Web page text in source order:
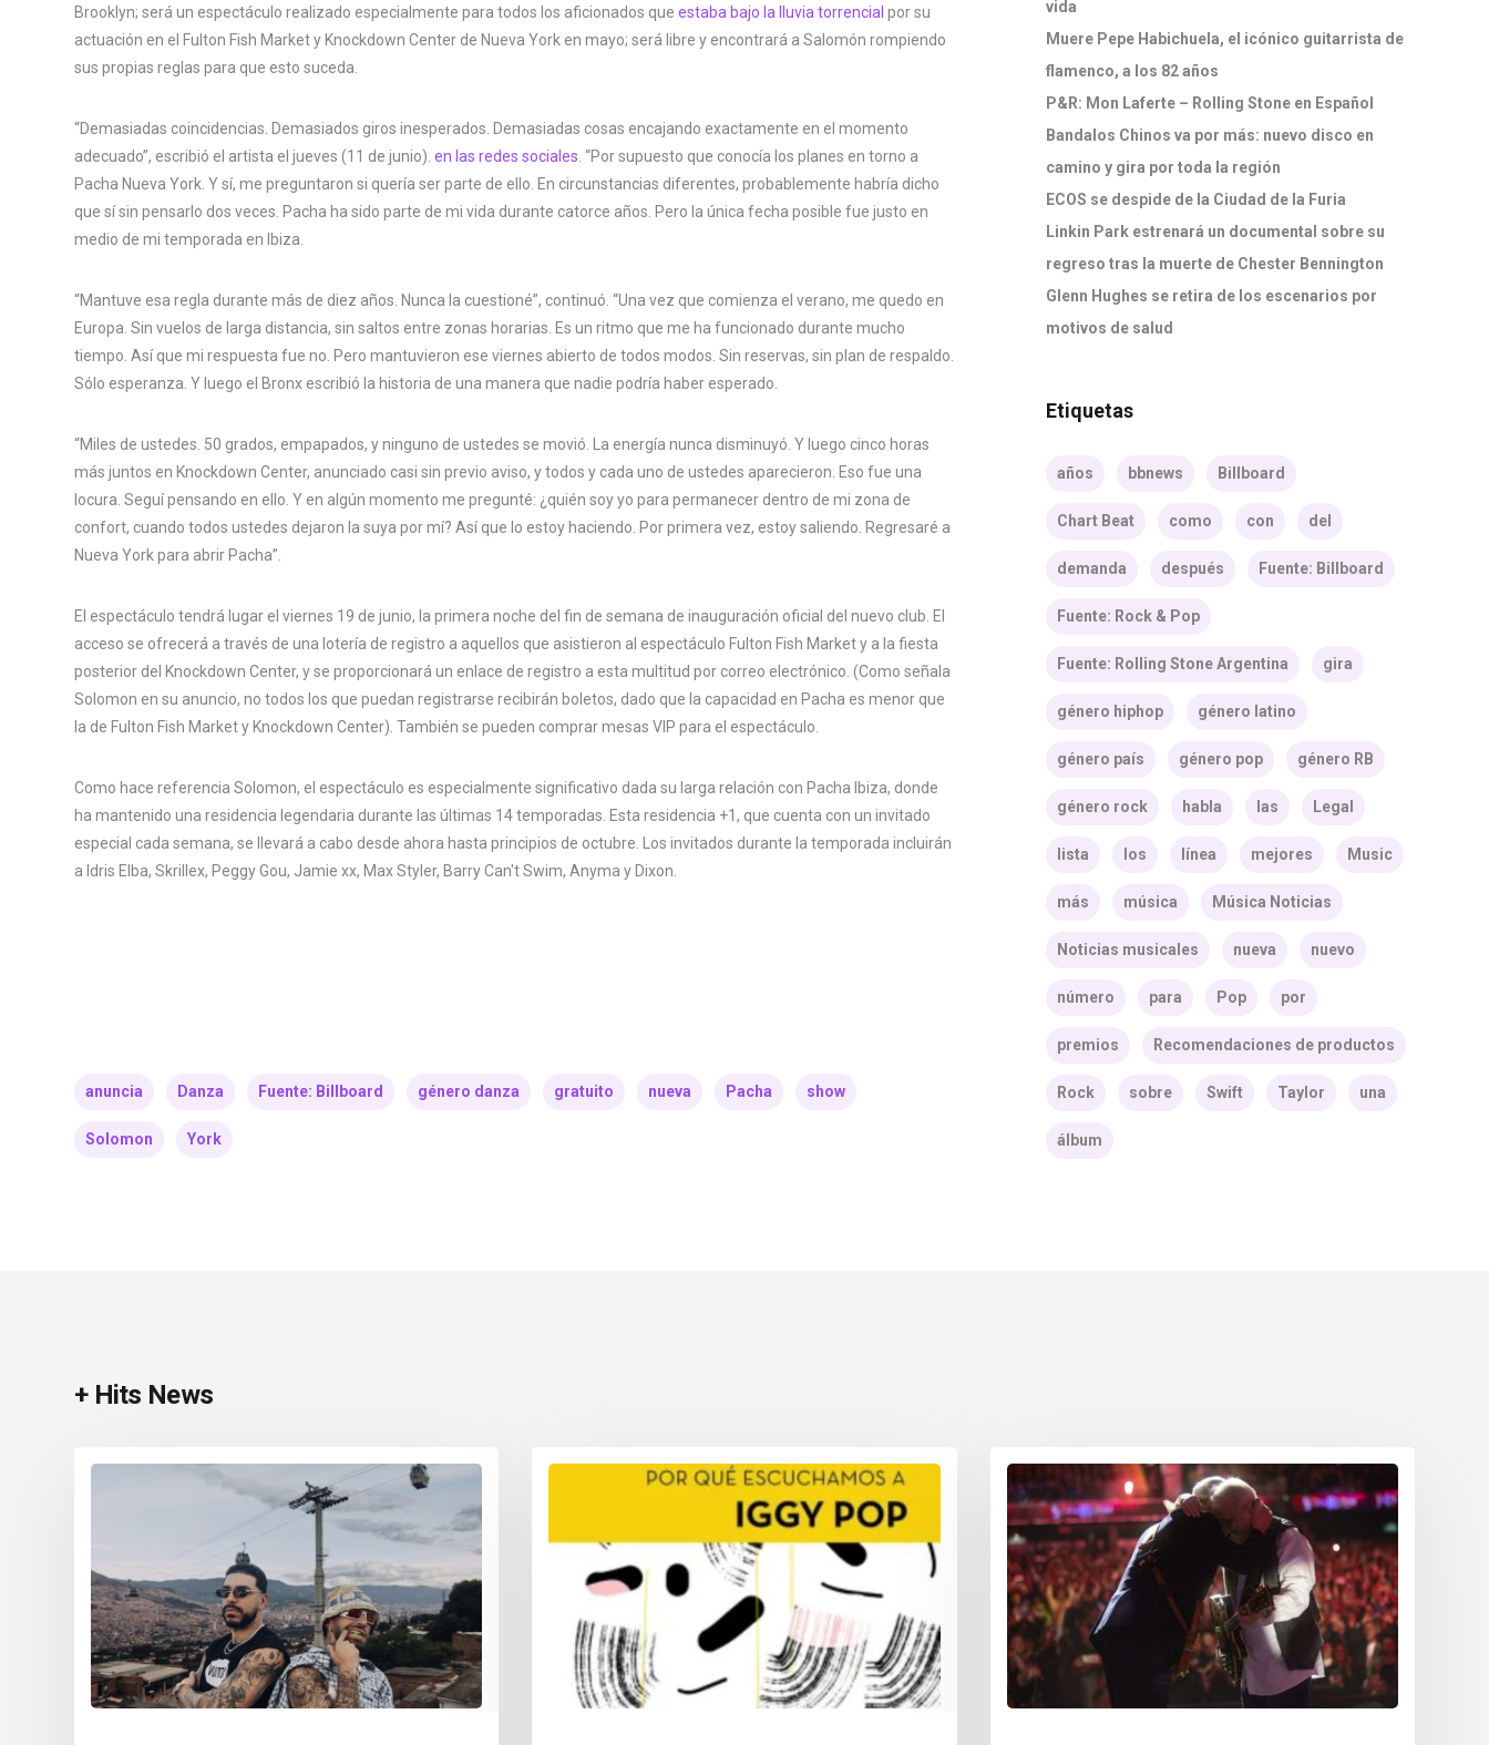
Brooklyn; será un espectáculo realizado especialmente para todos los aficionados que estaba bajo la lluvia torrencial por su
actuación en el Fulton Fish Market y Knockdown Center de Nueva York en mayo; será libre y encontrará a Salomón rompiendo
sus propias reglas para que esto suceda.
“Demasiadas coincidencias. Demasiados giros inesperados. Demasiadas cosas encajando exactamente en el momento
adecuado”, escribió el artista el jueves (11 de junio). en las redes sociales. “Por supuesto que conocía los planes en torno a
Pacha Nueva York. Y sí, me preguntaron si quería ser parte de ello. En circunstancias diferentes, probablemente habría dicho
que sí sin pensarlo dos veces. Pacha ha sido parte de mi vida durante catorce años. Pero la única fecha posible fue justo en
medio de mi temporada en Ibiza.
“Mantuve esa regla durante más de diez años. Nunca la cuestioné”, continuó. “Una vez que comienza el verano, me quedo en
Europa. Sin vuelos de larga distancia, sin saltos entre zonas horarias. Es un ritmo que me ha funcionado durante mucho
tiempo. Así que mi respuesta fue no. Pero mantuvieron ese viernes abierto de todos modos. Sin reservas, sin plan de respaldo.
Sólo esperanza. Y luego el Bronx escribió la historia de una manera que nadie podría haber esperado.
“Miles de ustedes. 50 grados, empapados, y ninguno de ustedes se movió. La energía nunca disminuyó. Y luego cinco horas
más juntos en Knockdown Center, anunciado casi sin previo aviso, y todos y cada uno de ustedes aparecieron. Eso fue una
locura. Seguí pensando en ello. Y en algún momento me pregunté: ¿quién soy yo para permanecer dentro de mi zona de
confort, cuando todos ustedes dejaron la suya por mí? Así que lo estoy haciendo. Por primera vez, estoy saliendo. Regresaré a
Nueva York para abrir Pacha”.
El espectáculo tendrá lugar el viernes 19 de junio, la primera noche del fin de semana de inauguración oficial del nuevo club. El
acceso se ofrecerá a través de una lotería de registro a aquellos que asistieron al espectáculo Fulton Fish Market y a la fiesta
posterior del Knockdown Center, y se proporcionará un enlace de registro a esta multitud por correo electrónico. (Como señala
Solomon en su anuncio, no todos los que puedan registrarse recibirán boletos, dado que la capacidad en Pacha es menor que
la de Fulton Fish Market y Knockdown Center). También se pueden comprar mesas VIP para el espectáculo.
Como hace referencia Solomon, el espectáculo es especialmente significativo dada su larga relación con Pacha Ibiza, donde
ha mantenido una residencia legendaria durante las últimas 14 temporadas. Esta residencia +1, que cuenta con un invitado
especial cada semana, se llevará a cabo desde ahora hasta principios de octubre. Los invitados durante la temporada incluirán
a Idris Elba, Skrillex, Peggy Gou, Jamie xx, Max Styler, Barry Can't Swim, Anyma y Dixon.
anuncia Danza Fuente: Billboard género danza gratuito nueva Pacha show
Solomon York
vida
Muere Pepe Habichuela, el icónico guitarrista de
flamenco, a los 82 años
P&R: Mon Laferte – Rolling Stone en Español
Bandalos Chinos va por más: nuevo disco en
camino y gira por toda la región
ECOS se despide de la Ciudad de la Furia
Linkin Park estrenará un documental sobre su
regreso tras la muerte de Chester Bennington
Glenn Hughes se retira de los escenarios por
motivos de salud
Etiquetas
años bbnews Billboard
Chart Beat como con del
demanda después Fuente: Billboard
Fuente: Rock & Pop
Fuente: Rolling Stone Argentina gira
género hiphop género latino
género país género pop género RB
género rock habla las Legal
lista los línea mejores Music
más música Música Noticias
Noticias musicales nueva nuevo
número para Pop por
premios Recomendaciones de productos
Rock sobre Swift Taylor una
álbum
+ Hits News